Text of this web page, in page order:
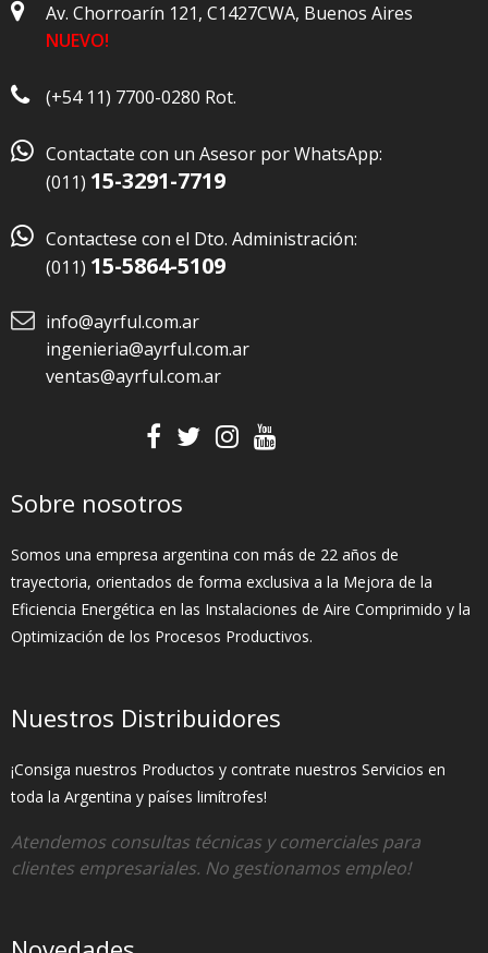
Av. Chorroarín 121, C1427CWA, Buenos Aires
NUEVO!
(+54 11) 7700-0280 Rot.
 Contactate con un Asesor por WhatsApp:
(011) 15-3291-7719
 Contactese con el Dto. Administración:
(011) 15-5864-5109
info@ayrful.com.ar
ingenieria@ayrful.com.ar
ventas@ayrful.com.ar
Sobre nosotros
Somos una empresa argentina con más de 22 años de
trayectoria, orientados de forma exclusiva a la Mejora de la
Eficiencia Energética en las Instalaciones de Aire Comprimido y la
Optimización de los Procesos Productivos.
Nuestros Distribuidores
¡Consiga nuestros Productos y contrate nuestros Servicios en
toda la Argentina y países limítrofes!
Atendemos consultas técnicas y comerciales para
clientes empresariales. No gestionamos empleo!